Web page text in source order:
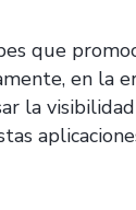
que
en la
la